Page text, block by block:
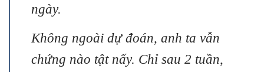
ngày.
Không ngoài dự đoán, anh ta vẫn
chứng nào tật nấy. Chỉ sau 2 tuần,